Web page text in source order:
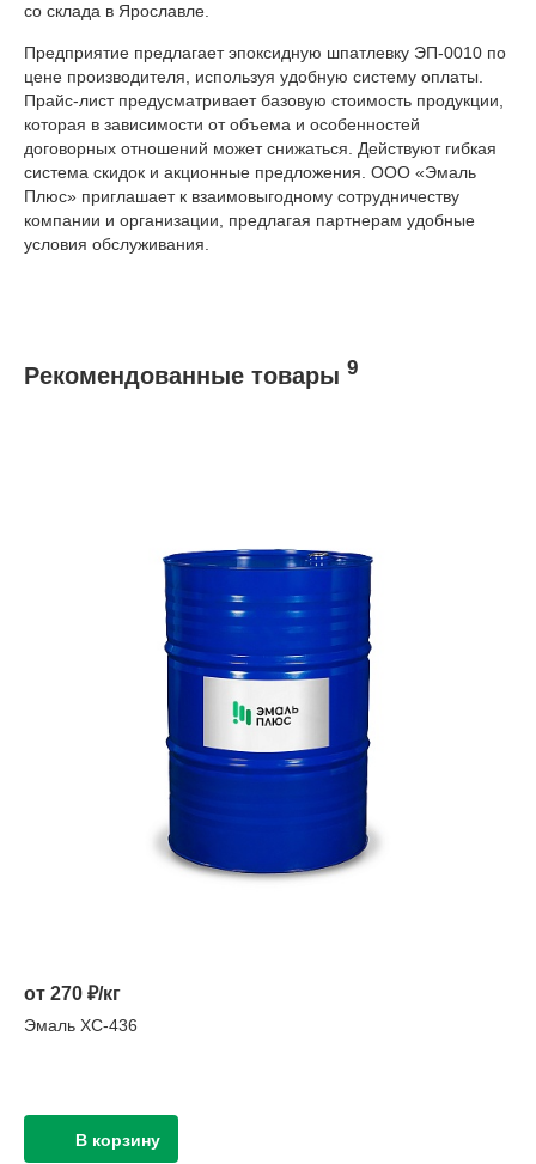
со склада в Ярославле.
Предприятие предлагает эпоксидную шпатлевку ЭП-0010 по
цене производителя, используя удобную систему оплаты.
Прайс-лист предусматривает базовую стоимость продукции,
которая в зависимости от объема и особенностей
договорных отношений может снижаться. Действуют гибкая
система скидок и акционные предложения. ООО «Эмаль
Плюс» приглашает к взаимовыгодному сотрудничеству
компании и организации, предлагая партнерам удобные
условия обслуживания.
Рекомендованные товары 9
от 270 ₽/кг
Эмаль ХС-436